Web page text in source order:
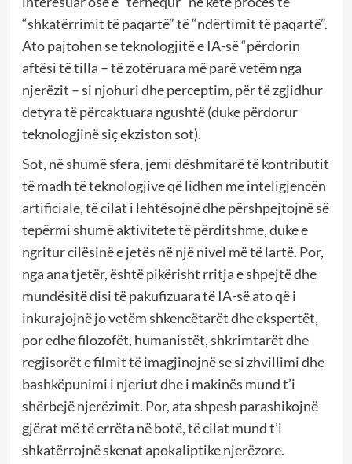
“shkatërrimit të paqartë” të “ndërtimit të paqartë”.
Ato pajtohen se teknologjitë e IA-së “përdorin
aftësi të tilla – të zotëruara më parë vetëm nga
njerëzit – si njohuri dhe perceptim, për të zgjidhur
detyra të përcaktuara ngushtë (duke përdorur
teknologjinë siç ekziston sot).
Sot, në shumë sfera, jemi dëshmitarë të kontributit
të madh të teknologjive që lidhen me inteligjencën
artificiale, të cilat i lehtësojnë dhe përshpejtojnë së
tepërmi shumë aktivitete të përditshme, duke e
ngritur cilësinë e jetës në një nivel më të lartë. Por,
nga ana tjetër, është pikërisht rritja e shpejtë dhe
mundësitë disi të pakufizuara të IA-së ato që i
inkurajojnë jo vetëm shkencëtarët dhe ekspertët,
por edhe filozofët, humanistët, shkrimtarët dhe
regjisorët e filmit të imagjinojnë se si zhvillimi dhe
bashkëpunimi i njeriut dhe i makinës mund t’i
shërbejë njerëzimit. Por, ata shpesh parashikojnë
gjërat më të errëta në botë, të cilat mund t’i
shkatërrojnë skenat apokaliptike njerëzore.